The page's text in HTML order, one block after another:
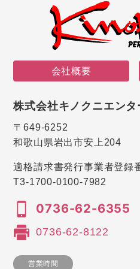
会社概要
株式会社キノクニエン
〒649-6252
和歌山県岩出市安上204
適格請求書発行事業者登録
T3-1700-0100-7982
0736-62-6355
0736-62-8122
営業時間